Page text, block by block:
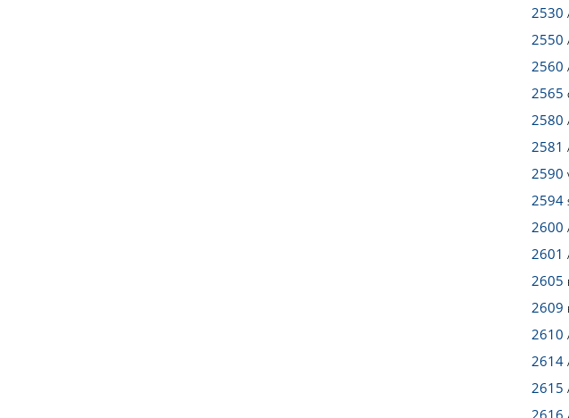
2530
2550
2560
2565
2580
2581
2590
2594
2600
2601
2605
2609
2610
2614
2615
2616